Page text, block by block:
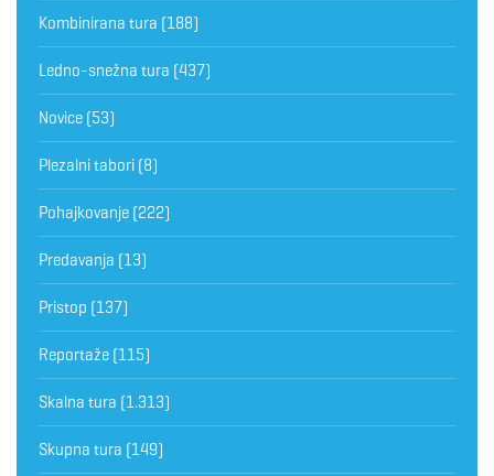
Kombinirana tura (188)
Ledno-snežna tura (437)
Novice (53)
Plezalni tabori (8)
Pohajkovanje (222)
Predavanja (13)
Pristop (137)
Reportaže (115)
Skalna tura (1.313)
Skupna tura (149)